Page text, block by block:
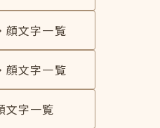
顔文字一覧
顔文字一覧
文字一覧